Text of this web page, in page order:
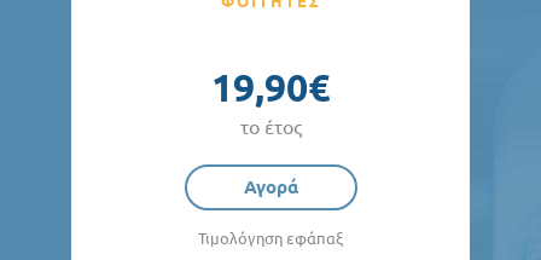
19,90€
το έτος
Αγορά
Τιμολόγηση εφάπαξ